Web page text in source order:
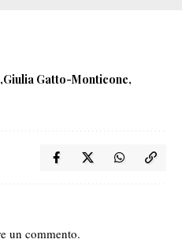
Giulia Gatto-Monticone
un commento.